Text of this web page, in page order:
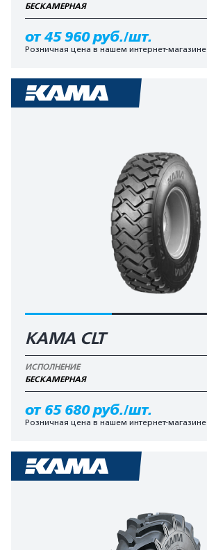
БЕCКАМЕРНАЯ
от 45 960 руб./шт.
Розничная цена в нашем интернет-магазине
KAMA CLT
ИСПОЛНЕНИЕ
БЕCКАМЕРНАЯ
от 65 680 руб./шт.
Розничная цена в нашем интернет-магазине